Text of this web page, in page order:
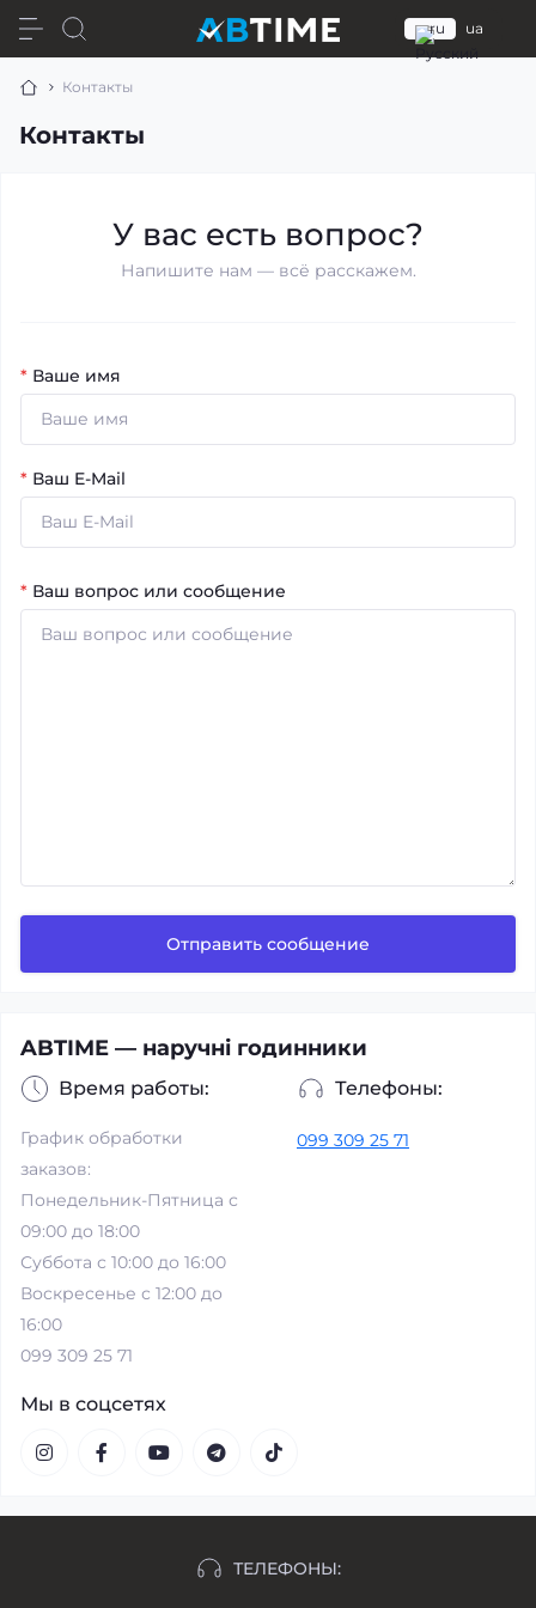
ru ua
Контакты
Контакты
У вас есть вопрос?
Напишите нам — всё расскажем.
* Ваше имя
* Ваш E-Mail
* Ваш вопрос или сообщение
Отправить сообщение
ABTIME — наручні годинники
Время работы:
График обработки
заказов:
Понедельник-Пятница с
09:00 до 18:00
Суббота с 10:00 до 16:00
Воскресенье с 12:00 до
16:00
099 309 25 71
Телефоны:
099 309 25 71
Мы в соцсетях
ТЕЛЕФОНЫ: